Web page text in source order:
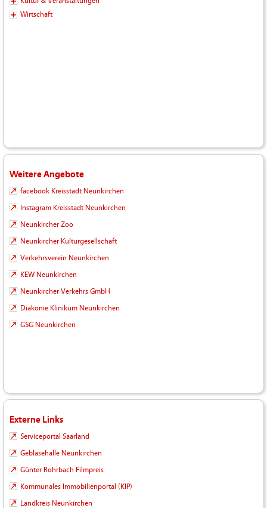
Wirtschaft
Weitere Angebote
facebook Kreisstadt Neunkirchen
Instagram Kreisstadt Neunkirchen
Neunkircher Zoo
Neunkircher Kulturgesellschaft
Verkehrsverein Neunkirchen
KEW Neunkirchen
Neunkircher Verkehrs GmbH
Diakonie Klinikum Neunkirchen
GSG Neunkirchen
Externe Links
Serviceportal Saarland
Gebläsehalle Neunkirchen
Günter Rohrbach Filmpreis
Kommunales Immobilienportal (KIP)
Landkreis Neunkirchen